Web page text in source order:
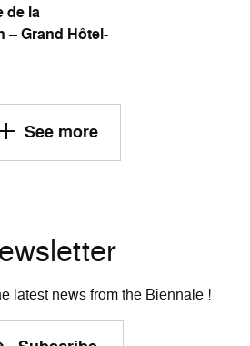
de la
– Grand Hôtel-
See more
latest news from the Biennale !